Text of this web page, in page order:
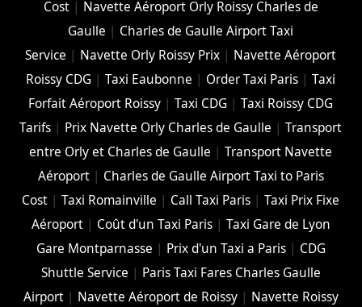
Cost| Navette Aéroport Orly Roissy Charles de
Gaulle | Charles de Gaulle Airport Taxi
Service | Navette Orly Roissy Prix | Navette Aéroport
Roissy CDG |Taxi Eaubonne | Order Taxi Paris |Taxi
Forfait Aéroport Roissy |Taxi CDG |Taxi Roissy CDG
Tarifs | Prix Navette Orly Charles de Gaulle |Transport
entre Orly et Charles de Gaulle |Transport Navette
Aéroport| Charles de Gaulle Airport Taxi to Paris
Cost |Taxi Romainville | Call Taxi Paris |Taxi Prix Fixe
Aéroport| Coût d'un Taxi Paris| Taxi Gare de Lyon
Gare Montparnasse | Prix d'un Taxi a Paris| CDG
Shuttle Service | Paris Taxi Fares Charles Gaulle
Airport| Navette Aéroport de Roissy| Navette Roissy